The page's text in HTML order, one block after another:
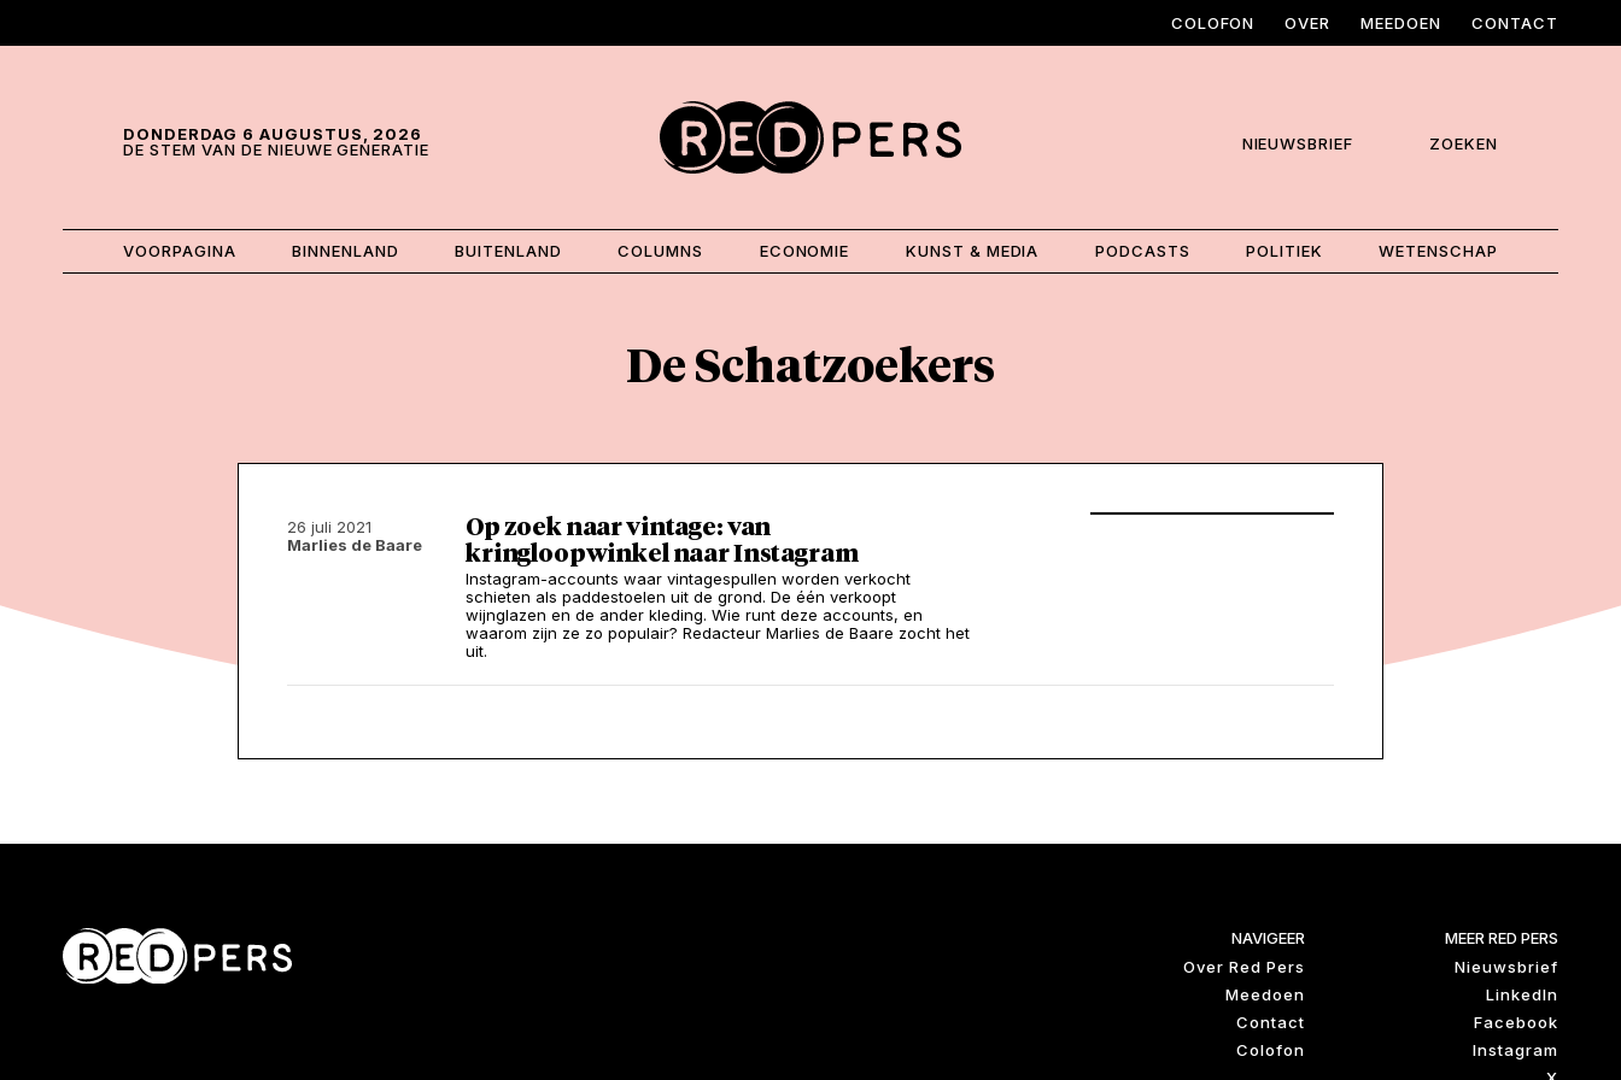
COLOFON OVER MEEDOEN CONTACT
DONDERDAG 6 AUGUSTUS, 2026
DE STEM VAN DE NIEUWE GENERATIE
NIEUWSBRIEF ZOEKEN
VOORPAGINA BINNENLAND BUITENLAND COLUMNS ECONOMIE KUNST & MEDIA PODCASTS POLITIEK WETENSCHAP
De Schatzoekers
26 juli 2021
Marlies de Baare
Op zoek naar vintage: van
kringloopwinkel naar Instagram
Instagram-accounts waar vintagespullen worden verkocht
schieten als paddestoelen uit de grond. De één verkoopt
wijnglazen en de ander kleding. Wie runt deze accounts, en
waarom zijn ze zo populair? Redacteur Marlies de Baare zocht het
uit.
NAVIGEER
Over Red Pers
Meedoen
Contact
Colofon
MEER RED PERS
Nieuwsbrief
LinkedIn
Facebook
Instagram